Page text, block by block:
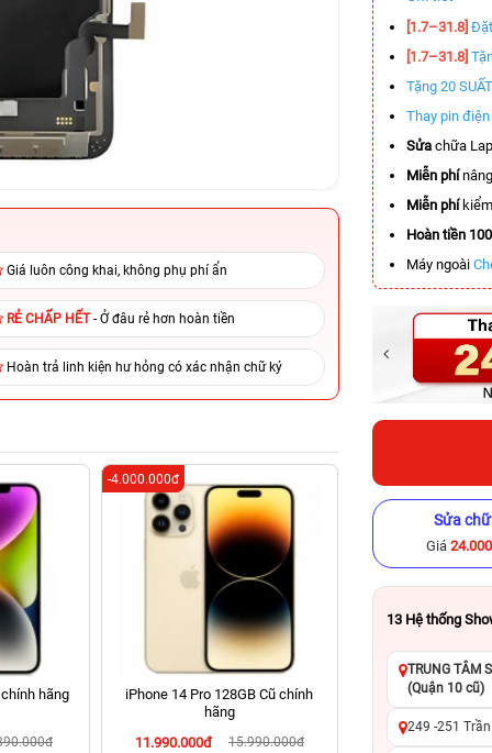
Giá luôn công khai, không phụ phí ẩn
RẺ CHẤP HẾT- Ở đâu rẻ hơn hoàn tiền
Hoàn trả linh kiện hư hỏng có xác nhận chữ ký
hãng
iPhone 14 Pro 128GB Cũ chính
hãng
11.990.000đ
15.990.000đ
-4.000.000đ
iPhone 15 128GB
12.190.000đ
-6.100.000đ
[1.7–31.8]
[1.7–31.8]
Tặng 20 SUẤT
Thay pin
Sửa chữa
Miễn phí
Miễn phíkiểm
Hoàn tiền
Máy ngoài
Sửa
Giá
13 Hệ thống
TRUNG TÂM
(Quận 10 cũ)
249 -251